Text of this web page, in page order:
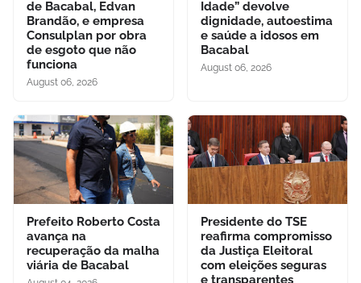
de Bacabal, Edvan
Brandão, e empresa
Consulplan por obra
de esgoto que não
funciona
August 06, 2026
Idade” devolve
dignidade, autoestima
e saúde a idosos em
Bacabal
August 06, 2026
Prefeito Roberto Costa
avança na
recuperação da malha
viária de Bacabal
Presidente do TSE
reafirma compromisso
da Justiça Eleitoral
com eleições seguras
e transparentes